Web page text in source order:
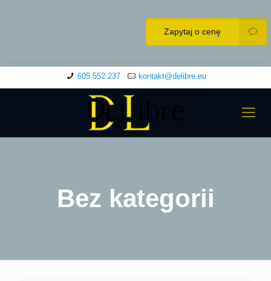
Zapytaj o cenę
605 552 237 kontakt@delibre.eu
Bez kategorii